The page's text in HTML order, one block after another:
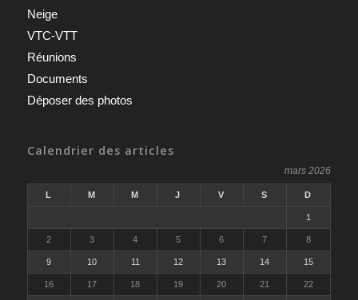
Neige
VTC-VTT
Réunions
Documents
Déposer des photos
Calendrier des articles
mars 2026
L M M J V S D
1
2 3 4 5 6 7 8
9 10 11 12 13 14 15
16 17 18 19 20 21 22